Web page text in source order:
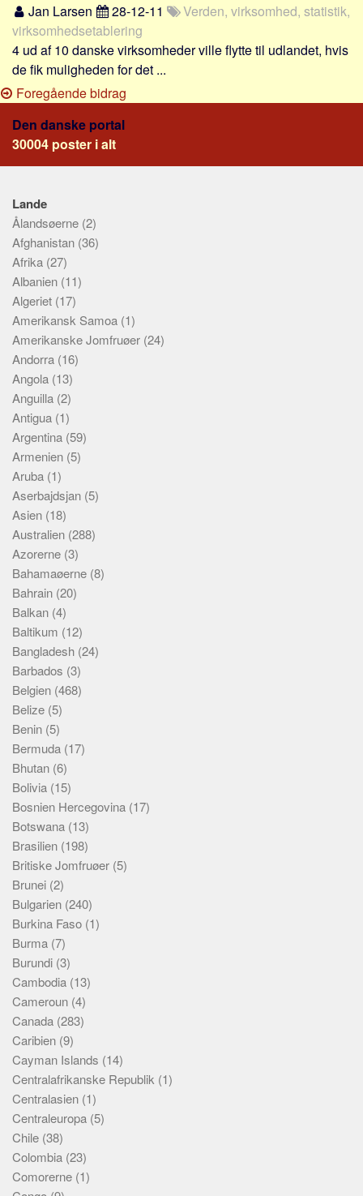
Jan Larsen 28-12-11
Verden, virksomhed, statistik,
virksomhedsetablering
4 ud af 10 danske virksomheder ville flytte til udlandet, hvis
de fik muligheden for det ...
Foregående bidrag
Den danske portal
30004 poster i alt
Lande
Ålandsøerne (2)
Afghanistan (36)
Afrika (27)
Albanien (11)
Algeriet (17)
Amerikansk Samoa (1)
Amerikanske Jomfruøer (24)
Andorra (16)
Angola (13)
Anguilla (2)
Antigua (1)
Argentina (59)
Armenien (5)
Aruba (1)
Aserbajdsjan (5)
Asien (18)
Australien (288)
Azorerne (3)
Bahamaøerne (8)
Bahrain (20)
Balkan (4)
Baltikum (12)
Bangladesh (24)
Barbados (3)
Belgien (468)
Belize (5)
Benin (5)
Bermuda (17)
Bhutan (6)
Bolivia (15)
Bosnien Hercegovina (17)
Botswana (13)
Brasilien (198)
Britiske Jomfruøer (5)
Brunei (2)
Bulgarien (240)
Burkina Faso (1)
Burma (7)
Burundi (3)
Cambodia (13)
Cameroun (4)
Canada (283)
Caribien (9)
Cayman Islands (14)
Centralafrikanske Republik (1)
Centralasien (1)
Centraleuropa (5)
Chile (38)
Colombia (23)
Comorerne (1)